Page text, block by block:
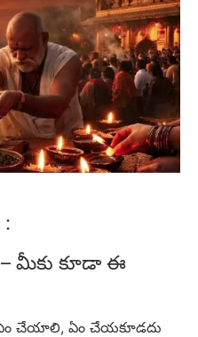
– మీకు కూడా ఈ
ఏం చేయాలి, ఏం చేయకూడదు